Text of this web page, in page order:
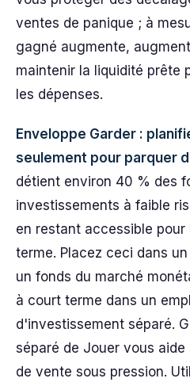
ventes de panique ; à
gagné augmente,
maintenir la liquidité prête
les dépenses.
Enveloppe Garder :
seulement pour parquer
détient environ 40 % des
investissements à faible
en restant accessible
terme. Placez ceci dans
un fonds du marché
à court terme dans un
d'investissement séparé.
séparé de Jouer vous
de vente sous pression.